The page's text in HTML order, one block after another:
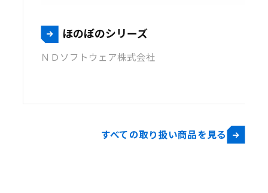
ほのぼのシリーズ
ＮＤソフトウェア株式会社
すべての取り扱い商品を見る